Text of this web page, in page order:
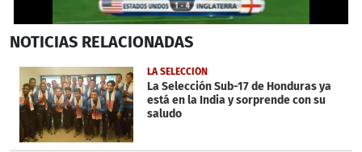
seconds
1
minute,
29
seconds
NOTICIAS RELACIONADAS
LA SELECCIÓN
La Selección Sub-17 de Honduras ya
está en la India y sorprende con su
saludo